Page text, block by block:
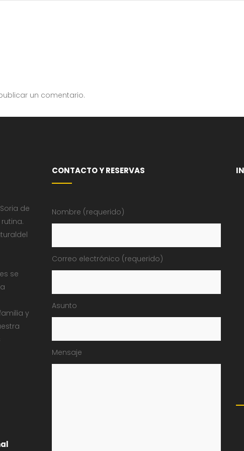
un comentario.
de
se
y
CONTACTO Y RESERVAS
Nombre (requerido)
Correo electrónico (requerido)
Asunto
Mensaje